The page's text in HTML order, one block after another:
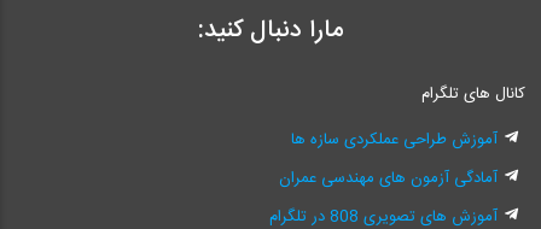
مارا دنبال کنید:
کانال های تلگرام
آموزش طراحی عملکردی سازه ها
آمادگی آزمون های مهندسی عمران
آموزش های تصویری 808 در تلگرام